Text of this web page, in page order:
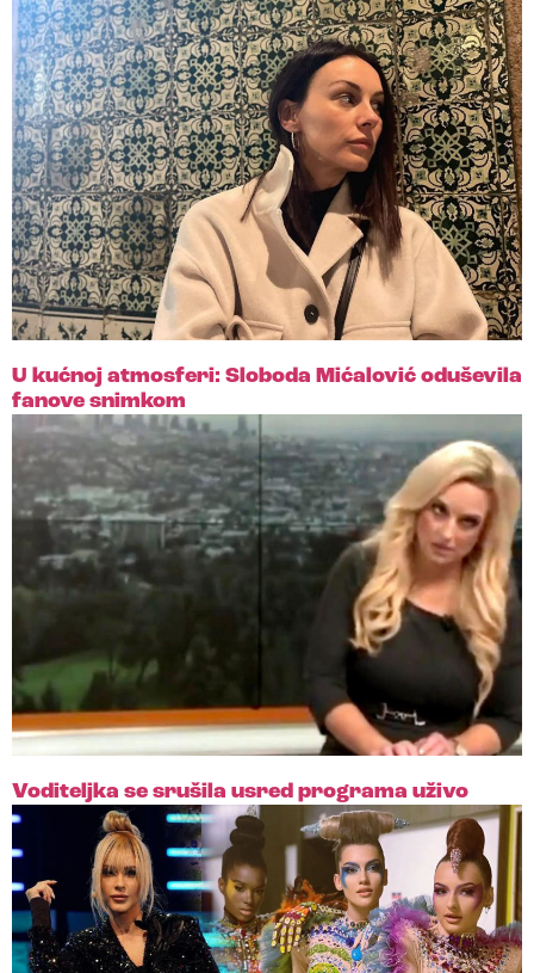
U kućnoj atmosferi: Sloboda Mićalović oduševila
fanove snimkom
Voditeljka se srušila usred programa uživo